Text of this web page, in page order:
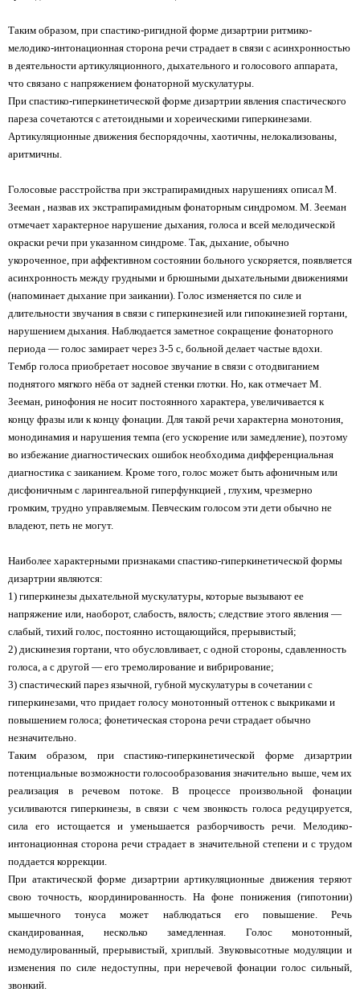
Таким образом, при спастико-ригидной форме дизартрии ритмико-
мелодико-интонационная сторона речи страдает в связи с асинхронностью
в деятельности артикуляционного, дыхательного и голосового аппарата,
что связано с напряжением фонаторной мускулатуры.
При спастико-гиперкинетической форме дизартрии явления спастического
пареза сочетаются с атетоидными и хореическими гиперкинезами.
Артикуляционные движения беспорядочны, хаотичны, нелокализованы,
аритмичны.
Голосовые расстройства при экстрапирамидных нарушениях описал М.
Зееман , назвав их экстрапирамидным фонаторным синдромом. М. Зееман
отмечает характерное нарушение дыхания, голоса и всей мелодической
окраски речи при указанном синдроме. Так, дыхание, обычно
укороченное, при аффективном состоянии больного ускоряется, появляется
асинхронность между грудными и брюшными дыхательными движениями
(напоминает дыхание при заикании). Голос изменяется по силе и
длительности звучания в связи с гиперкинезией или гипокинезией гортани,
нарушением дыхания. Наблюдается заметное сокращение фонаторного
периода — голос замирает через 3-5 с, больной делает частые вдохи.
Тембр голоса приобретает носовое звучание в связи с отодвиганием
поднятого мягкого нёба от задней стенки глотки. Но, как отмечает М.
Зееман, ринофония не носит постоянного характера, увеличивается к
концу фразы или к концу фонации. Для такой речи характерна монотония,
монодинамия и нарушения темпа (его ускорение или замедление), поэтому
во избежание диагностических ошибок необходима дифференциальная
диагностика с заиканием. Кроме того, голос может быть афоничным или
дисфоничным с ларингеальной гиперфункцией , глухим, чрезмерно
громким, трудно управляемым. Певческим голосом эти дети обычно не
владеют, петь не могут.
Наиболее характерными признаками спастико-гиперкинетической формы
дизартрии являются:
1) гиперкинезы дыхательной мускулатуры, которые вызывают ее
напряжение или, наоборот, слабость, вялость; следствие этого явления —
слабый, тихий голос, постоянно истощающийся, прерывистый;
2) дискинезия гортани, что обусловливает, с одной стороны, сдавленность
голоса, а с другой — его тремолирование и вибрирование;
3) спастический парез язычной, губной мускулатуры в сочетании с
гиперкинезами, что придает голосу монотонный оттенок с выкриками и
повышением голоса; фонетическая сторона речи страдает обычно
незначительно.
Таким образом, при спастико-гиперкинетической форме дизартрии
потенциальные возможности голосообразования значительно выше, чем их
реализация в речевом потоке. В процессе произвольной фонации
усиливаются гиперкинезы, в связи с чем звонкость голоса редуцируется,
сила его истощается и уменьшается разборчивость речи. Мелодико-
интонационная сторона речи страдает в значительной степени и с трудом
поддается коррекции.
При атактической форме дизартрии артикуляционные движения теряют
свою точность, координированность. На фоне понижения (гипотонии)
мышечного тонуса может наблюдаться его повышение. Речь
скандированная, несколько замедленная. Голос монотонный,
немодулированный, прерывистый, хриплый. Звуковысотные модуляции и
изменения по силе недоступны, при неречевой фонации голос сильный,
звонкий.